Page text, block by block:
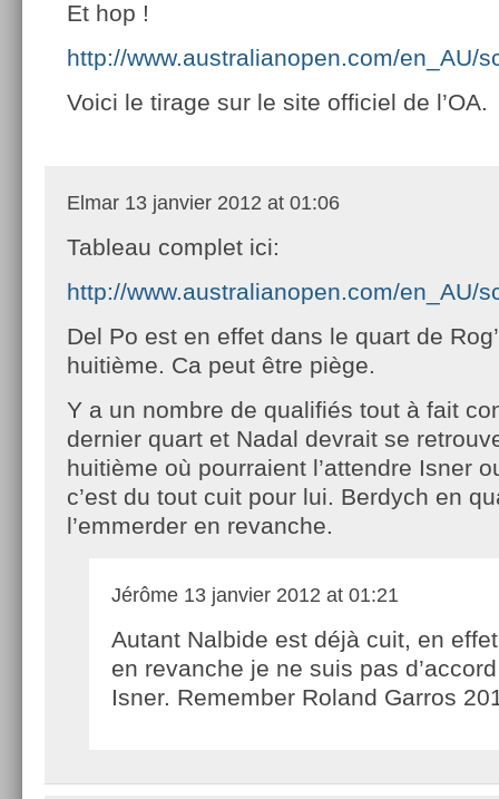
Et hop !
http://www.australianopen.com/en_AU/
Voici le tirage sur le site officiel de l’OA.
Elmar 13 janvier 2012 at 01:06
Tableau complet ici:
http://www.australianopen.com/en_AU/
Del Po est en effet dans le quart de
huitième. Ca peut être piège.
Y a un nombre de qualifiés tout à fait
dernier quart et Nadal devrait se
huitième où pourraient l’attendre Isner
c’est du tout cuit pour lui. Berdych en
l’emmerder en revanche.
Jérôme 13 janvier 2012 at 01:21
Autant Nalbide est déjà cuit, en
en revanche je ne suis pas
Isner. Remember Roland Garros